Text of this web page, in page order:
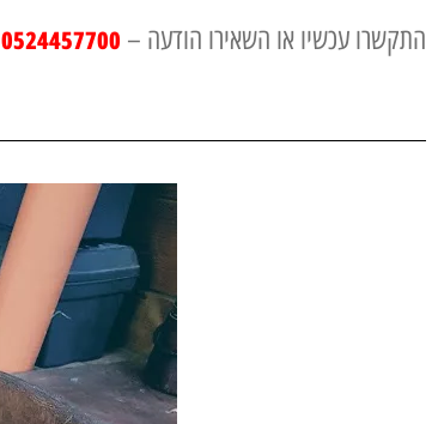
התקשרו עכשיו או השאירו הודעה – 0524457700